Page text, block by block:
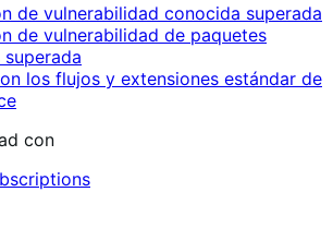
de vulnerabilidad conocida superada
de vulnerabilidad de paquetes
los flujos y extensiones estándar de
con